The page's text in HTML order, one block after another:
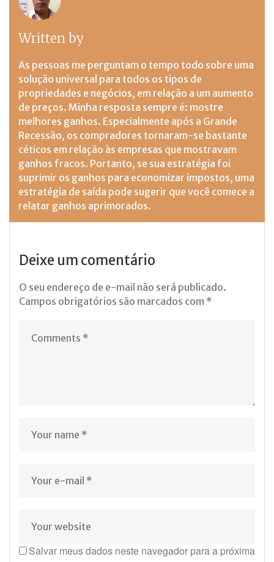
Written by
As pessoas me perguntam o tempo todo sobre uma
solução universal para todos os tipos de
propriedades e negócios, em relação a um aumento
de preços. Minha resposta sempre é: mostre
melhores ganhos. Especialmente após a Grande
Recessão, os compradores tornaram-se bastante
céticos em relação às empresas que mostravam
ganhos fracos. Portanto, se sua estratégia foi
suprimir os ganhos para economizar impostos, uma
estratégia de saída pode sugerir que você comece a
relatar ganhos aprimorados.
Deixe um comentário
O seu endereço de e-mail não será publicado.
Campos obrigatórios são marcados com *
Salvar meus dados neste navegador para a próxima